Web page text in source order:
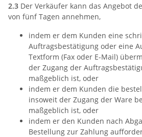
2.3 Der Verkäufer kann das Angebot
von fünf Tagen annehmen,
indem er dem Kunden eine
Auftragsbestätigung oder eine
Textform (Fax oder E-Mail)
der Zugang der
maßgeblich ist, oder
indem er dem Kunden die
insoweit der Zugang der Ware
maßgeblich ist, oder
indem er den Kunden nach
Bestellung zur Zahlung